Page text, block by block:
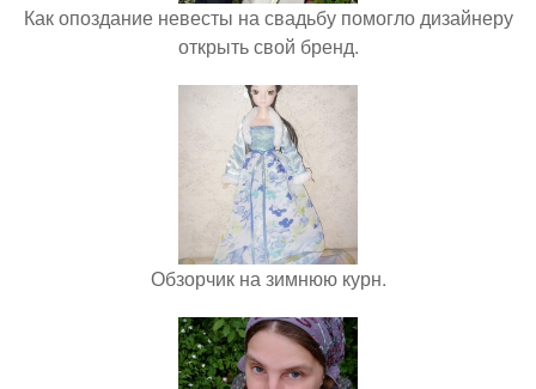
Как опоздание невесты на свадьбу помогло дизайнеру
открыть свой бренд.
Обзорчик на зимнюю курн.